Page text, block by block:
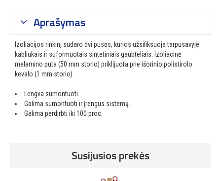
Aprašymas
Izoliacijos rinkinį sudaro dvi pusės, kurios užsifiksuoja tarpusavyje
kabliukais ir suformuotais sintetiniais gaubteliais. Izoliacinė
melamino puta (50 mm storio) priklijuota prie išorinio polistirolo
kevalo (1 mm storio).
Lengva sumontuoti.
Galima sumontuoti ir įrengus sistemą.
Galima perdirbti iki 100 proc.
Susijusios prekės